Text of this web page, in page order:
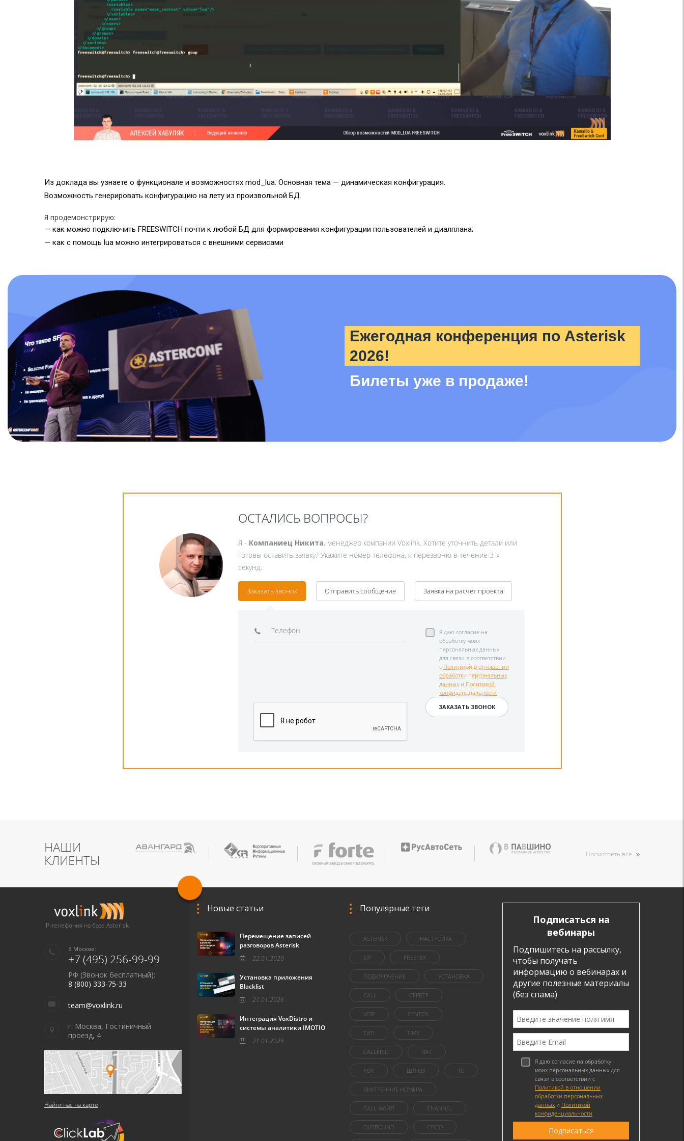
Из доклада вы узнаете о функционале и возможностях mod_lua. Основная тема — динамическая конфигурация.
Возможность генерировать конфигурацию на лету из произвольной БД.
Я продемонстрирую:
— как можно подключить FREESWITCH почти к любой БД для формирования конфигурации пользователей и диалплана;
— как с помощь lua можно интегрироваться с внешними сервисами
Ежегодная конференция по Asterisk
2026!
Билеты уже в продаже!
ОСТАЛИСЬ ВОПРОСЫ?
Я - Компаниец Никита, менеджер компании Voxlink. Хотите уточнить детали или
готовы оставить заявку? Укажите номер телефона, я перезвоню в течение 3-х
секунд.
Заказать звонок
Я даю согласие на
обработку моих
персональных данных
для связи в соответствии
с Политикой в отношении
обработки персональных
данных и Политикой
конфиденциальности
Отправить сообщение Заявка на расчет проекта
НАШИ
КЛИЕНТЫ Посмотреть все
IP-телефония на базе Asterisk
В Москве:
+7 (495) 256-99-99
РФ (Звонок бесплатный):
8 (800) 333-75-33
team@voxlink.ru
г. Москва, Гостиничный
проезд, 4
Найти нас на карте
Новые статьи
Перемещение записей
разговоров Asterisk
22.01.2026
Установка приложения
Blacklist
21.01.2026
Интеграция VoxDistro и
системы аналитики IMOTIO
21.01.2026
Популярные теги
ASTERISK НАСТРОЙКА
SIP FREEPBX
ПОДКЛЮЧЕНИЕ УСТАНОВКА
CALL СЕРВЕР
VOIP CENTOS
ТИП TIME
CALLERID NAT
FOR ШЛЮЗ 1C
ВНУТРЕННИЕ НОМЕРА
CALL-ФАЙЛ CHANNEL
OUTBOUND CISCO
Подписаться на
вебинары
Подпишитесь на рассылку,
чтобы получать
информацию о вебинарах и
другие полезные материалы
(без спама)
Я даю согласие на обработку
моих персональных данных для
связи в соответствии с
Политикой в отношении
обработки персональных
данных и Политикой
конфиденциальности